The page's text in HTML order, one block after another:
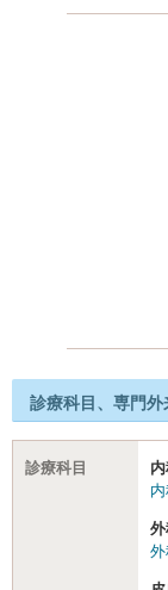
診療科目、専門
診療科目